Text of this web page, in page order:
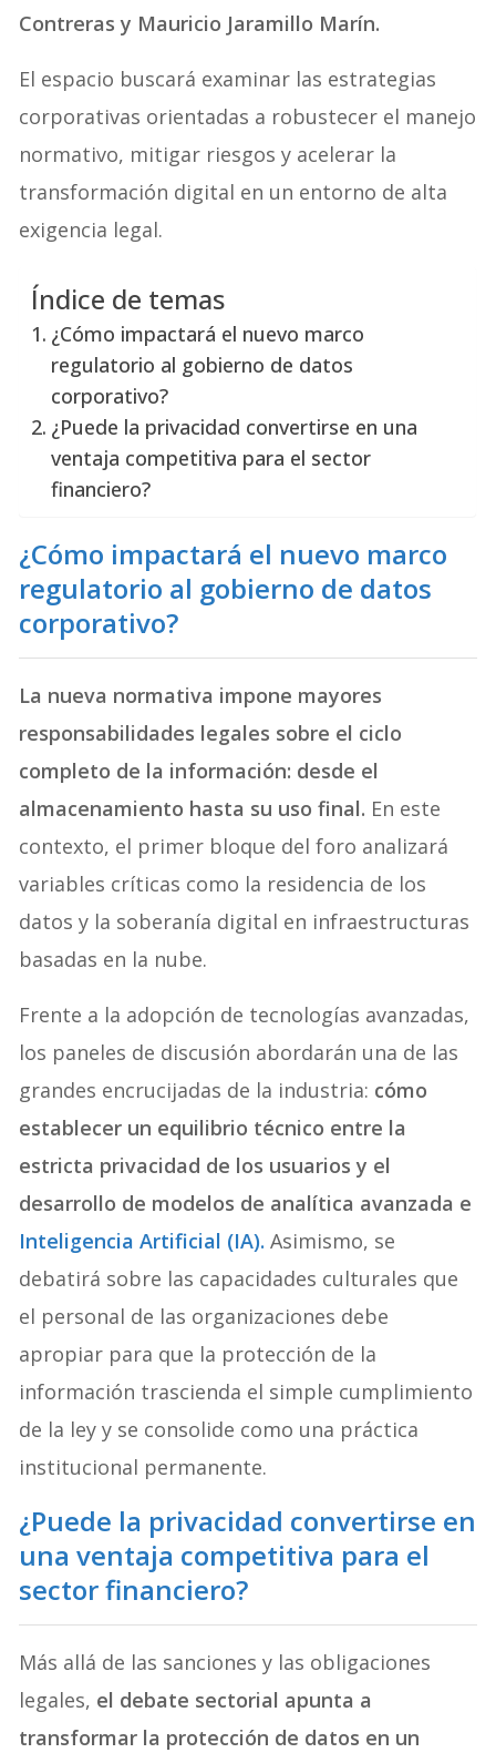
Contreras y Mauricio Jaramillo Marín.
El espacio buscará examinar las estrategias
corporativas orientadas a robustecer el manejo
normativo, mitigar riesgos y acelerar la
transformación digital en un entorno de alta
exigencia legal.
Índice de temas
¿Cómo impactará el nuevo marco
regulatorio al gobierno de datos
corporativo?
¿Puede la privacidad convertirse en una
ventaja competitiva para el sector
financiero?
¿Cómo impactará el nuevo marco
regulatorio al gobierno de datos
corporativo?
La nueva normativa impone mayores
responsabilidades legales sobre el ciclo
completo de la información: desde el
almacenamiento hasta su uso final. En este
contexto, el primer bloque del foro analizará
variables críticas como la residencia de los
datos y la soberanía digital en infraestructuras
basadas en la nube.
Frente a la adopción de tecnologías avanzadas,
los paneles de discusión abordarán una de las
grandes encrucijadas de la industria: cómo
establecer un equilibrio técnico entre la
estricta privacidad de los usuarios y el
desarrollo de modelos de analítica avanzada e
Inteligencia Artificial (IA). Asimismo, se
debatirá sobre las capacidades culturales que
el personal de las organizaciones debe
apropiar para que la protección de la
información trascienda el simple cumplimiento
de la ley y se consolide como una práctica
institucional permanente.
¿Puede la privacidad convertirse en
una ventaja competitiva para el
sector financiero?
Más allá de las sanciones y las obligaciones
legales, el debate sectorial apunta a
transformar la protección de datos en un